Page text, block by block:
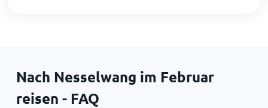
Nach Nesselwang im Februar
reisen - FAQ